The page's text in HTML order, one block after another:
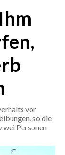
vor
so die
Personen